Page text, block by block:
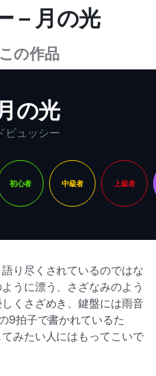
– 月の光
の作品
の光
ビュッシー
初心者 中級者 上級者
り尽くされているのではな
うに漂う、さざなみのよう
くさざめき、鍵盤には雨音
9拍子で書かれているた
みたい人にはもってこいで